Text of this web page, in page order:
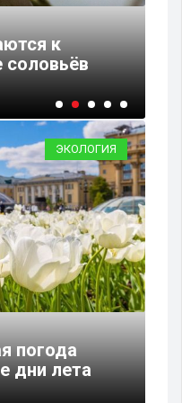
к
соловьёв
ЭКОЛОГИЯ
погода
дни лета